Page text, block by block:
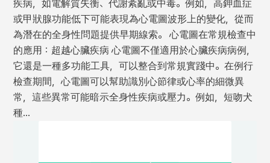
疾病，如電解質失衡、代謝紊亂或中毒。例如，高鉀血症
或甲狀腺功能低下可能表現為心電圖波形上的變化，從而
為潛在的全身性問題提供早期線索。 心電圖在常規檢查中
的應用：超越心臟疾病 心電圖不僅適用於心臟疾病病例，
它還是一種多功能工具，可以整合到常規實踐中。在例行
檢查期間，心電圖可以幫助識別心節律或心率的細微異
常，這些異常可能暗示全身性疾病或壓力。例如，短吻犬
種…